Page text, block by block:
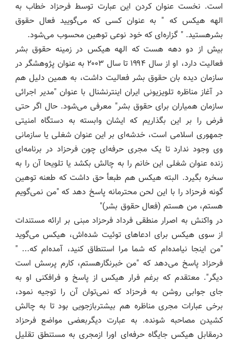
است. نخست عنوان کردن این عبارت توسط فرحزاد خطاب به
الهه هیکس که " به عنوان کسی که می‌گویید فعال حقوق
بشرهستید. " گزاره‌ای که خود نوعی توهین محسوب می‌شود.
بیش از دو دهه هست که الهه هیکس در زمینه حقوق بشر
فعالیت دارد، او از سال ۱۹۹۴ تا سال ۲۰۰۳ به عنوان پژوهشگر در
سازمان دیده بان حقوق بشر فعالیت داشت، به همین دلیل هم
در آغاز مناظره تلویزیونی ایران اینترنشنال با عنوان "مدیر اجرائی
سازمان همیاران برای حقوق بشر" معرفی می‌شود. حال اگر حتی
فرض را بر این بگذاریم که ایشان وابسته به دستگاه امنیتی
جمهوری اسلامی است، خدشه‌ای بر این عنوان شغلی یا سازمانی
وی وجود ندارد تا یک مجری حرفه‌ای چون فرحزاد در برنامه‌ای
زنده عنوان شغلی این خانم را به چالش بکشد یا تلویحا آن را به
سخره بگیرد. البته هیکس هم طبعأ حق داشت که طعنه توهین
گونه فرحزاد را با این لحن محترمانه پاسخ دهد که "من نمی‌گویم
هستم، من هستم (فعال حقوق بشر)"
در واکنش به اصرار منطقی فرداد فرحزاد مبنی بر ارائه مستندات
از سوی هیکس برای ادعاهای توئیت شده‌اش، هیکس می‌گوید
"من اینجا نیامده‌ام که شما مرا استنطاق کنید، آمده‌ام که... "
فرحزاد پاسخ می‌دهد که "من خبرنگارهستم، کارم پرسش است
دیگر". معتقدم که برغم فرار هیکس از پاسخ و فرافکنی او به
جای جوابی روشن به فرحزاد که نمی‌توان آن را توجیه نمود،
برخی عبارات مجری مناظره هم بیشتربازجویی بود تا به چالش
کشیدن مصاحبه شونده. به عبارت دیگربعضی مواضع فرحزاد
درمقابل هیکس جایگاه حرفه‌ای اورا ازمجری به مستنطق تقلیل